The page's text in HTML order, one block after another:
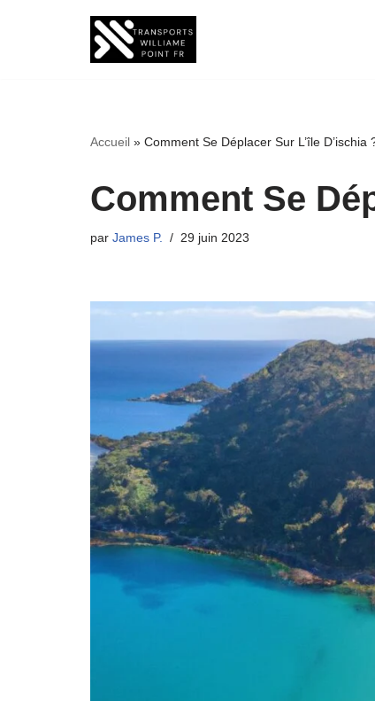
Accueil » Comment Se Déplacer Sur L’île D’ischia
Comment Se
par James P. 29 juin 2023